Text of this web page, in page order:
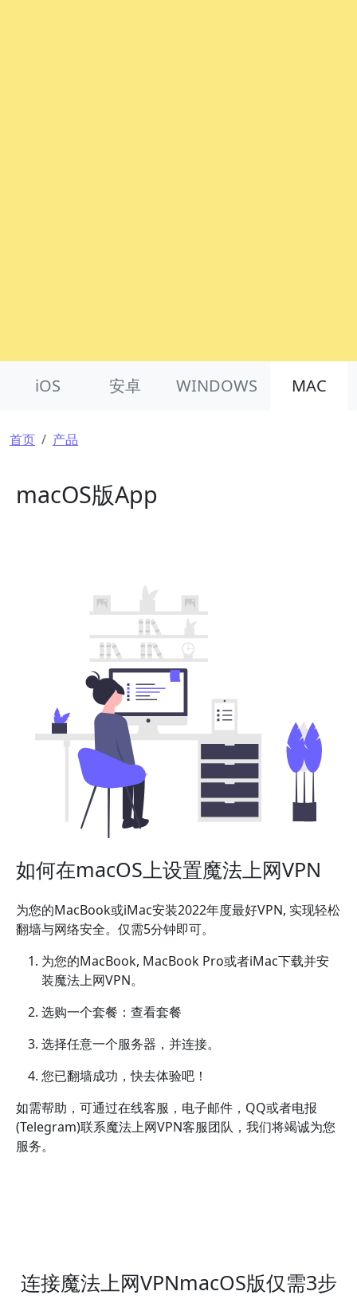
iOS 安卓 WINDOWS MAC
面包屑
首页 产品
macOS版App
如何在macOS上设置魔法上网VPN
为您的MacBook或iMac安装2022年度最好VPN, 实现轻松
翻墙与网络安全。仅需5分钟即可。
为您的MacBook, MacBook Pro或者iMac下载并安
装魔法上网VPN。
选购一个套餐：查看套餐
选择任意一个服务器，并连接。
您已翻墙成功，快去体验吧！
如需帮助，可通过在线客服，电子邮件，QQ或者电报
(Telegram)联系魔法上网VPN客服团队，我们将竭诚为您
服务。
连接魔法上网VPNmacOS版仅需3步